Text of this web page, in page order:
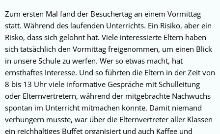
Zum ersten Mal fand der Besuchertag an einem Vormittag
statt. Während des laufenden Unterrichts. Ein Risiko, aber ein
Risko, dass sich gelohnt hat. Viele interessierte Eltern haben
sich tatsächlich den Vormittag freigenommen, um einen Blick
in unsere Schule zu werfen. Wer so etwas macht, hat
ernsthaftes Interesse. Und so führten die Eltern in der Zeit von
8 bis 13 Uhr viele informative Gespräche mit Schulleitung
oder Elternvertretern, während der mitgebrachte Nachwuchs
spontan im Unterricht mitmachen konnte. Damit niemand
verhungern musste, war über die Elternvertreter aller Klassen
ein reichhaltiges Buffet organisiert und auch Kaffee und